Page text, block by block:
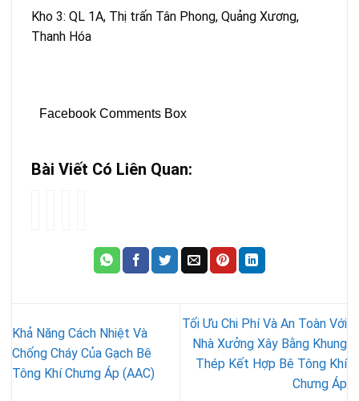
Kho 3: QL 1A, Thị trấn Tân Phong, Quảng Xương,
Thanh Hóa
Facebook Comments Box
Bài Viết Có Liên Quan:
Với
Nhà
Xưởng
Xây
Bê
Tông
Chưng
Áp
Nhiệt
Và
Của
Gạch
Bê
Tông
Khả Năng Cách Nhiệt Và
Chống Cháy Của Gạch Bê
Tông Khí Chưng Áp (AAC)
Tối Ưu Chi Phí Và An Toàn Với
Nhà Xưởng Xây Bằng Khung
Thép Kết Hợp Bê Tông Khí
Chưng Áp